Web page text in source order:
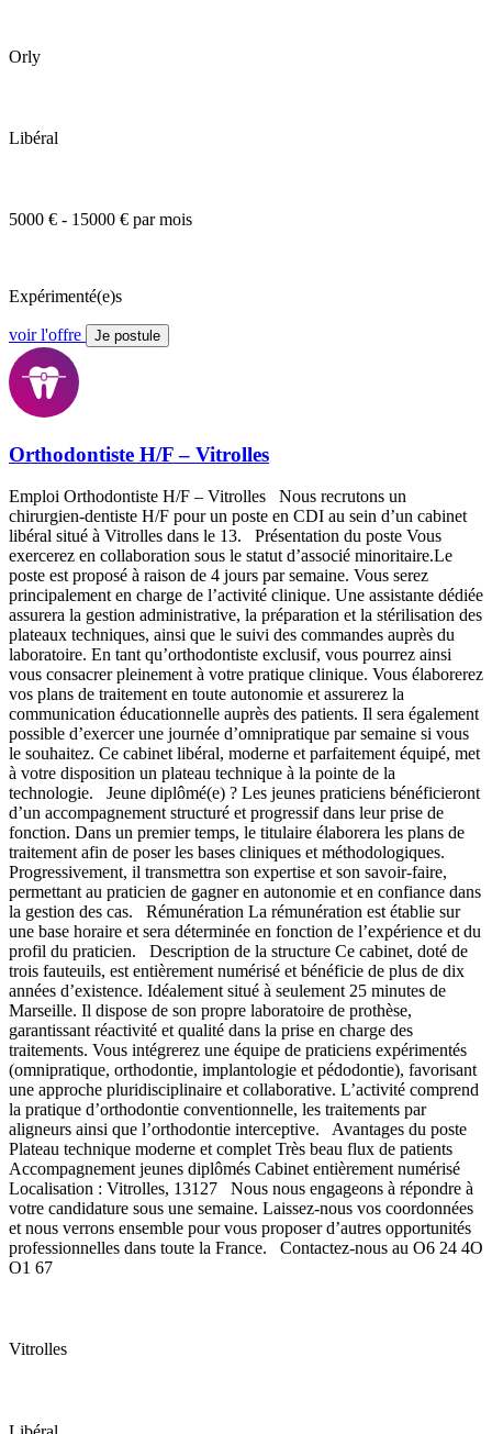
Orly
Libéral
5000 € - 15000 € par mois
Expérimenté(e)s
voir l'offre Je postule
Orthodontiste H/F – Vitrolles
Emploi Orthodontiste H/F – Vitrolles Nous recrutons un
chirurgien-dentiste H/F pour un poste en CDI au sein d’un cabinet
libéral situé à Vitrolles dans le 13. Présentation du poste Vous
exercerez en collaboration sous le statut d’associé minoritaire.Le
poste est proposé à raison de 4 jours par semaine. Vous serez
principalement en charge de l’activité clinique. Une assistante dédiée
assurera la gestion administrative, la préparation et la stérilisation des
plateaux techniques, ainsi que le suivi des commandes auprès du
laboratoire. En tant qu’orthodontiste exclusif, vous pourrez ainsi
vous consacrer pleinement à votre pratique clinique. Vous élaborerez
vos plans de traitement en toute autonomie et assurerez la
communication éducationnelle auprès des patients. Il sera également
possible d’exercer une journée d’omnipratique par semaine si vous
le souhaitez. Ce cabinet libéral, moderne et parfaitement équipé, met
à votre disposition un plateau technique à la pointe de la
technologie. Jeune diplômé(e) ? Les jeunes praticiens bénéficieront
d’un accompagnement structuré et progressif dans leur prise de
fonction. Dans un premier temps, le titulaire élaborera les plans de
traitement afin de poser les bases cliniques et méthodologiques.
Progressivement, il transmettra son expertise et son savoir-faire,
permettant au praticien de gagner en autonomie et en confiance dans
la gestion des cas. Rémunération La rémunération est établie sur
une base horaire et sera déterminée en fonction de l’expérience et du
profil du praticien. Description de la structure Ce cabinet, doté de
trois fauteuils, est entièrement numérisé et bénéficie de plus de dix
années d’existence. Idéalement situé à seulement 25 minutes de
Marseille. Il dispose de son propre laboratoire de prothèse,
garantissant réactivité et qualité dans la prise en charge des
traitements. Vous intégrerez une équipe de praticiens expérimentés
(omnipratique, orthodontie, implantologie et pédodontie), favorisant
une approche pluridisciplinaire et collaborative. L’activité comprend
la pratique d’orthodontie conventionnelle, les traitements par
aligneurs ainsi que l’orthodontie interceptive. Avantages du poste
Plateau technique moderne et complet Très beau flux de patients
Accompagnement jeunes diplômés Cabinet entièrement numérisé
Localisation : Vitrolles, 13127 Nous nous engageons à répondre à
votre candidature sous une semaine. Laissez-nous vos coordonnées
et nous verrons ensemble pour vous proposer d’autres opportunités
professionnelles dans toute la France. Contactez-nous au O6 24 4O
O1 67
Vitrolles